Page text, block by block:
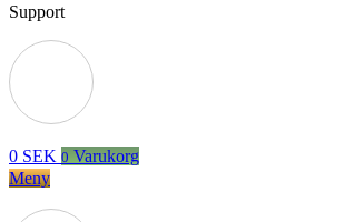
Support
0 SEK 0 Varukorg
Meny